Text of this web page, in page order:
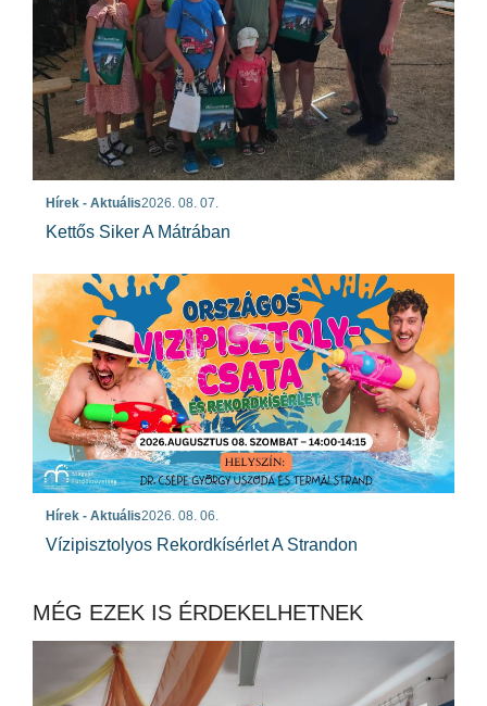
Hírek - Aktuális2026. 08. 07.
Kettős Siker A Mátrában
Hírek - Aktuális2026. 08. 06.
Vízipisztolyos Rekordkísérlet A Strandon
MÉG EZEK IS ÉRDEKELHETNEK